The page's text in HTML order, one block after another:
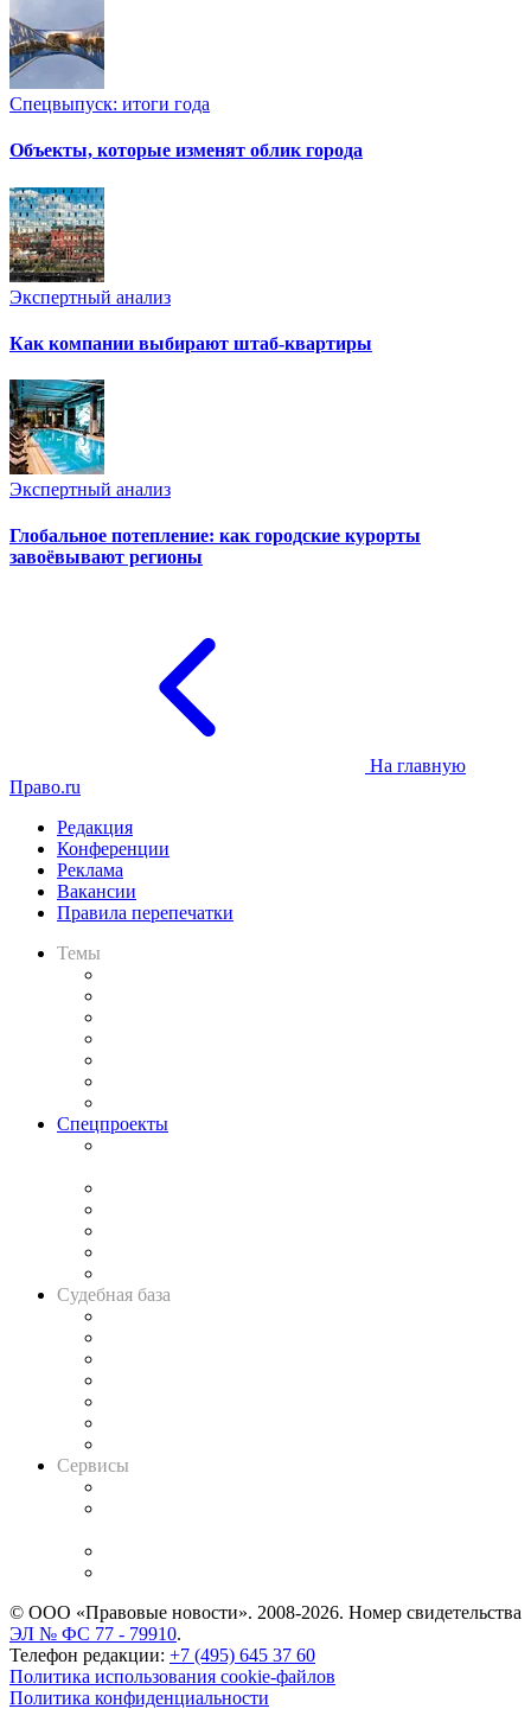
Спецвыпуск: итоги года
Объекты, которые изменят облик города
Экспертный анализ
Как компании выбирают штаб-квартиры
Экспертный анализ
Глобальное потепление: как городские курорты
завоёвывают регионы
На главную
Право.ru
Редакция
Конференции
Реклама
Вакансии
Правила перепечатки
Темы
Спецпроекты
Судебная база
Сервисы
© ООО «Правовые новости». 2008-2026. Номер свидетельства
ЭЛ № ФС 77 - 79910.
Телефон редакции: +7 (495) 645 37 60
Политика использования cookie-файлов
Политика конфиденциальности